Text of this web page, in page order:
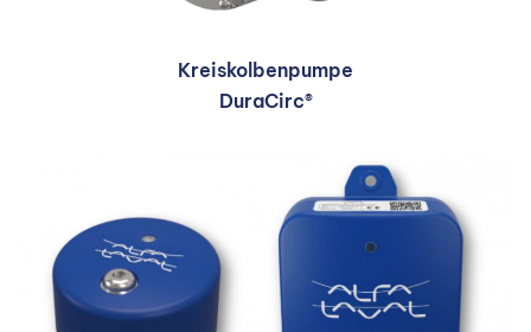
Kreiskolbenpumpe
DuraCirc®